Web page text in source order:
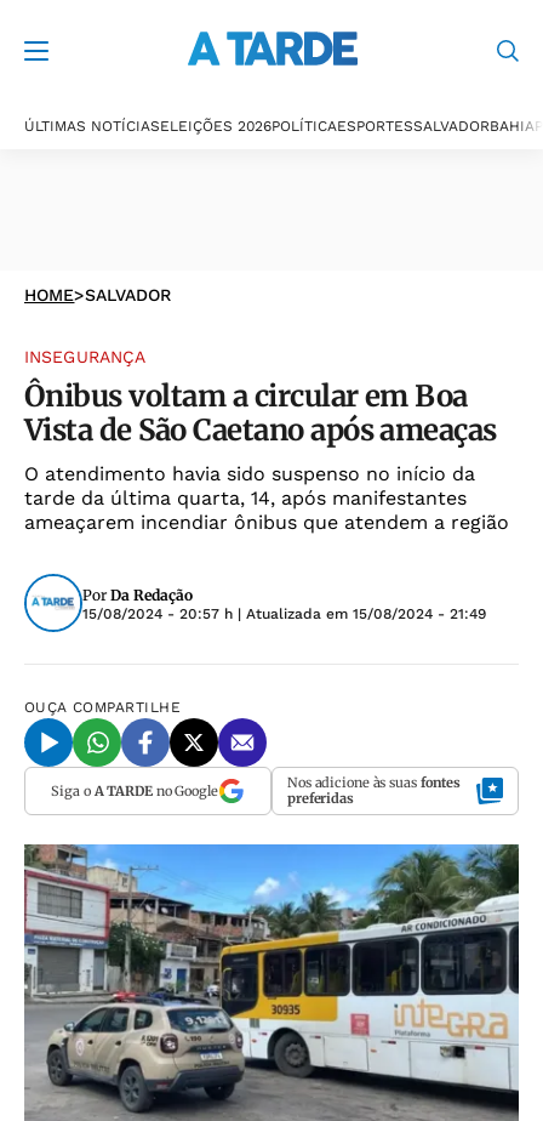
ÚLTIMAS NOTÍCIASELEIÇÕES 2026POLÍTICAESPORTESSALVADORBAHIA
HOME>SALVADOR
INSEGURANÇA
Ônibus voltam a circular em Boa
Vista de São Caetano após ameaças
O atendimento havia sido suspenso no início da
tarde da última quarta, 14, após manifestantes
ameaçarem incendiar ônibus que atendem a região
Por Da Redação
15/08/2024 - 20:57 h | Atualizada em 15/08/2024 - 21:49
OUÇA COMPARTILHE
Siga o A TARDEno Google Nos adicione às suas fontes
preferidas